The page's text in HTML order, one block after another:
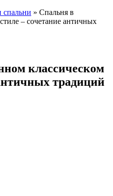
спальни » Спальня в
– сочетание античных
классическом
традиций